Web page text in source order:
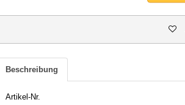
Beschreibung
Artikel-Nr.